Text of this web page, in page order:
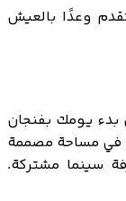
وعدًا بالعيش
بدء يومك بفنجان
في مساحة مصممة
سينما مشتركة.